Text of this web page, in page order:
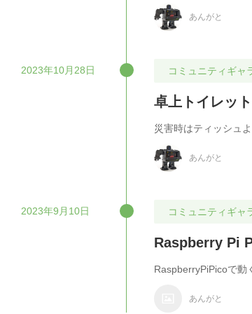
あんがと
2023年10月28日 コミュニティギャ
卓上トイレッ
災害時はティッシュ
あんがと
2023年9月10日 コミュニティギャ
Raspberry Pi
RaspberryPiPicoで動
あんがと